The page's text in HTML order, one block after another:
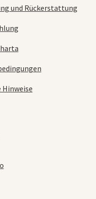
und Rückerstattung